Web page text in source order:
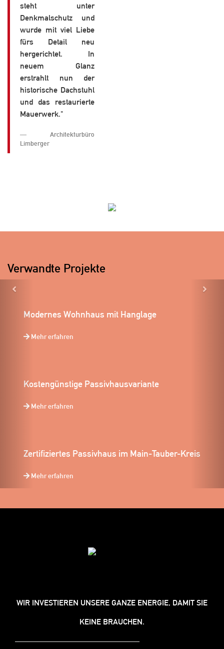
steht unter
Denkmalschutz und
wurde mit viel Liebe
fürs Detail neu
hergerichtet. In
neuem Glanz
erstrahlt nun der
historische Dachstuhl
und das restaurierte
Mauerwerk."
Architekturbüro
Limberger
Verwandte Projekte
Modernes Wohnhaus mit Hanglage
Mehr erfahren
Kostengünstige Passivhausvariante
Mehr erfahren
Zertifiziertes Passivhaus im Main-Tauber-Kreis
Mehr erfahren
WIR INVESTIEREN UNSERE GANZE ENERGIE, DAMIT SIE
KEINE BRAUCHEN.